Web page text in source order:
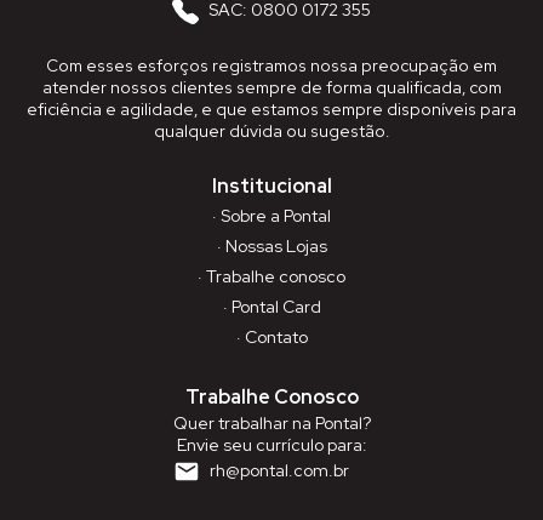
SAC: 0800 0172 355
Com esses esforços registramos nossa preocupação em
atender nossos clientes sempre de forma qualificada, com
eficiência e agilidade, e que estamos sempre disponíveis para
qualquer dúvida ou sugestão.
Institucional
· Sobre a Pontal
· Nossas Lojas
· Trabalhe conosco
· Pontal Card
· Contato
Trabalhe Conosco
Quer trabalhar na Pontal?
Envie seu currículo para:
rh@pontal.com.br